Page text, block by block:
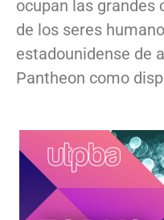
ocupan las grandes
de los seres
estadounidense de
Pantheon como